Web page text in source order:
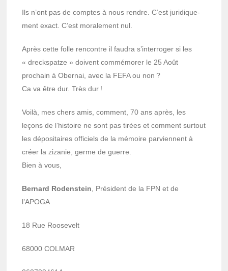
Ils n’ont pas de comptes à nous rendre. C’est juri­dique­
ment exact. C’est mora­le­ment nul.
Après cette folle rencontre il faudra s’in­ter­ro­ger si les
« drecks­patze » doivent commé­mo­rer le 25 Août
prochain à Ober­nai, avec la FEFA ou non ?
Ca va être dur. Très dur !
Voilà, mes chers amis, comment, 70 ans après, les
leçons de l’his­toire ne sont pas tirées et comment surtout
les dépo­si­taires offi­ciels de la mémoire parviennent à
créer la ziza­nie, germe de guerre.
Bien à vous,
Bernard Roden­stein, Président de la FPN et de
l’APOGA
18 Rue Roose­velt
68000 COLMAR